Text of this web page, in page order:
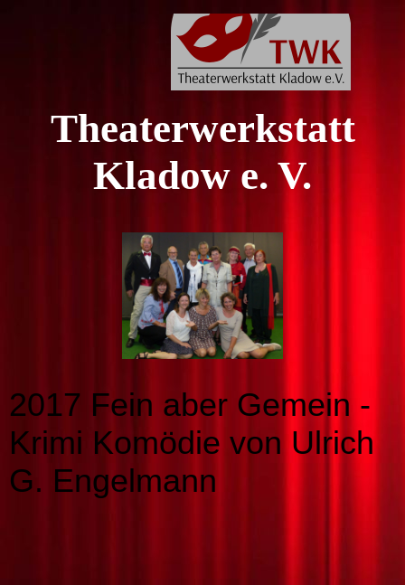
Theaterwerkstatt
Kladow e. V.
2017 Fein aber Gemein -
Krimi Komödie von Ulrich
G. Engelmann